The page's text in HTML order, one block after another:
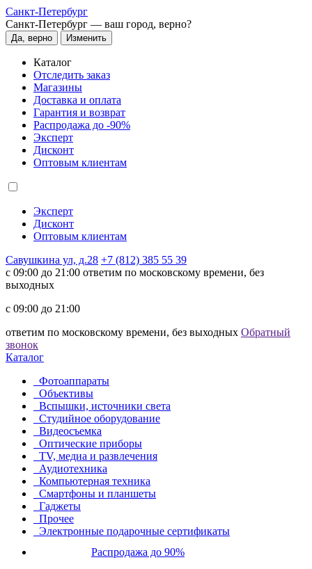
Санкт-Петербург
Санкт-Петербург — ваш город, верно?
Да, верно Изменить
Каталог
Отследить заказ
Магазины
Доставка и оплата
Гарантия и возврат
Распродажа до -90%
Эксперт
Дисконт
Оптовым клиентам
Эксперт
Дисконт
Оптовым клиентам
Савушкина ул, д.28 +7 (812) 385 55 39
c 09:00 до 21:00 ответим по московскому времени, без
выходных
c 09:00 до 21:00
ответим по московскому времени, без выходных Обратный
звонок
Каталог
Фотоаппараты
Объективы
Вспышки, источники света
Студийное оборудование
Видеосъемка
Оптические приборы
TV, медиа и развлечения
Аудиотехника
Компьютерная техника
Смартфоны и планшеты
Гаджеты
Прочее
Электронные подарочные сертификаты
Распродажа до 90%